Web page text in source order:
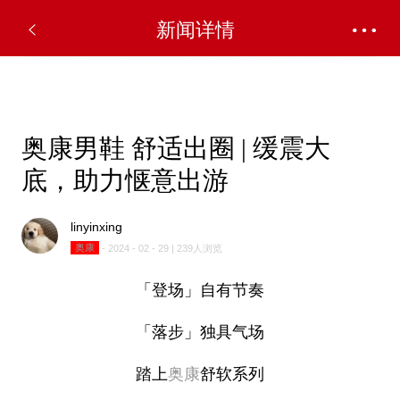
新闻详情
奥康男鞋 舒适出圈 | 缓震大
底，助力惬意出游
linyinxing
奥康 - 2024 - 02 - 29 | 239人浏览
「登场」自有节奏
「落步」独具气场
踏上奥康舒软系列